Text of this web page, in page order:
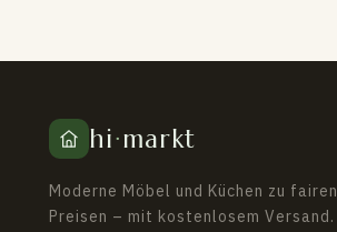
hi·markt
Moderne Möbel und Küchen zu fairen
Preisen – mit kostenlosem Versand.